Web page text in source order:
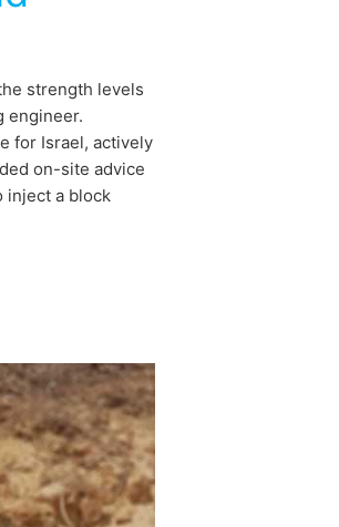
strength levels
engineer.
for Israel, actively
on-site advice
inject a block